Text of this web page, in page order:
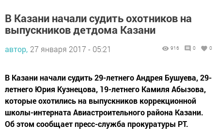
В Казани начали судить охотников на
выпускников детдома Казани
автор, 27 января 2017 - 05:21 916 0 0
В Казани начали судить 29-летнего Андрея Бушуева, 29-
летнего Юрия Кузнецова, 19-летнего Камиля Абызова,
которые охотились на выпускников коррекционной
школы-интерната Авиастроительного района Казани.
Об этом сообщает пресс-служба прокуратуры РТ.